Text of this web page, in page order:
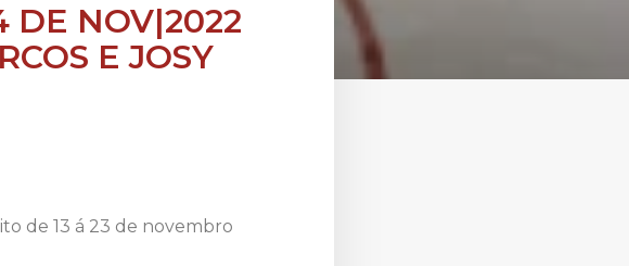
DE NOV|2022
E JOSY
de 13 á 23 de novembro